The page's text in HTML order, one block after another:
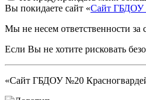
Вы покидаете сайт «Сайт ГБДОУ
Мы не несем ответственности за
Если Вы не хотите рисковать
«Сайт ГБДОУ №20